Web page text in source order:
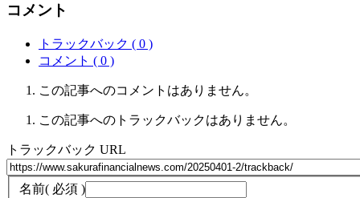
コメント
トラックバック ( 0 )
コメント ( 0 )
この記事へのコメントはありません。
この記事へのトラックバックはありません。
トラックバック URL
名前( 必須 )